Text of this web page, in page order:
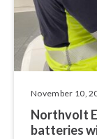
November 10,
Northvolt
batteries